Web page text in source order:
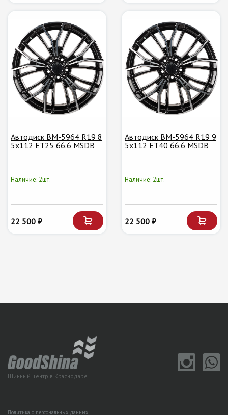
Автодиск BM-5964 R19 8
5x112 ET25 66.6 MSDB
Наличие: 2шт.
22 500 ₽
Автодиск BM-5964 R19 9
5x112 ET40 66.6 MSDB
Наличие: 2шт.
22 500 ₽
Шинный центр в Краснодаре
Политика о персональных данных